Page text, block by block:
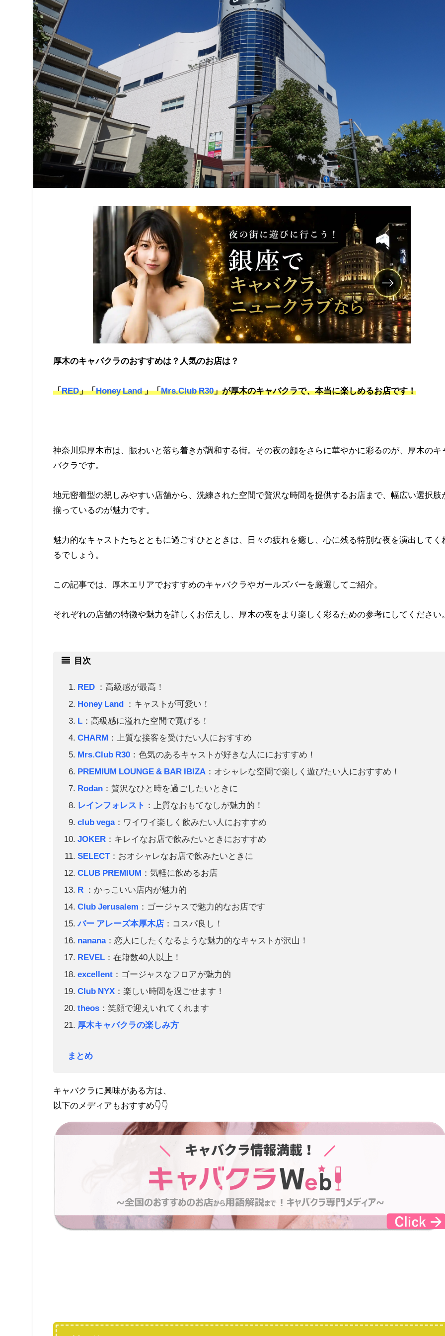
厚木のキャバクラのおすすめは？人気のお店は？
「RED」「Honey Land 」「Mrs.Club R30」が厚木のキャバクラで、本当に楽しめるお店です！
神奈川県厚木市は、賑わいと落ち着きが調和する街。その夜の顔をさらに華やかに彩るのが、厚木のキ
バクラです。
地元密着型の親しみやすい店舗から、洗練された空間で贅沢な時間を提供するお店まで、幅広い選択肢
揃っているのが魅力です。
魅力的なキャストたちとともに過ごすひとときは、日々の疲れを癒し、心に残る特別な夜を演出してく
るでしょう。
この記事では、厚木エリアでおすすめのキャバクラやガールズバーを厳選してご紹介。
それぞれの店舗の特徴や魅力を詳しくお伝えし、厚木の夜をより楽しく彩るための参考にしてください
目次
RED
：高級感が最高！
Honey Land
：キャストが可愛い！
L
：高級感に溢れた空間で寛げる！
CHARM ：上質な接客を受けたい人におすすめ
Mrs.Club R30 ：色気のあるキャストが好きな人ににおすすめ！
PREMIUM LOUNGE & BAR IBIZA ：オシャレな空間で楽しく遊びたい人におすすめ！
Rodan ：贅沢なひと時を過ごしたいときに
レインフォレスト ：上質なおもてなしが魅力的！
club vega ：ワイワイ楽しく飲みたい人におすすめ
JOKER ：キレイなお店で飲みたいときにおすすめ
SELECT：おオシャレなお店で飲みたいときに
CLUB PREMIUM ：気軽に飲めるお店
R
：かっこいい店内が魅力的
Club Jerusalem ：ゴージャスで魅力的なお店です
バー アレーズ本厚木店 ：コスパ良し！
nanana ：恋人にしたくなるような魅力的なキャストが沢山！
REVEL
：在籍数40人以上！
excellent ：ゴージャスなフロアが魅力的
Club NYX ：楽しい時間を過ごせます！
theos ：笑顔で迎えいれてくれます
厚木キャバクラの楽しみ方
まとめ
キャバクラに興味がある方は、
以下のメディアもおすすめ👇👇